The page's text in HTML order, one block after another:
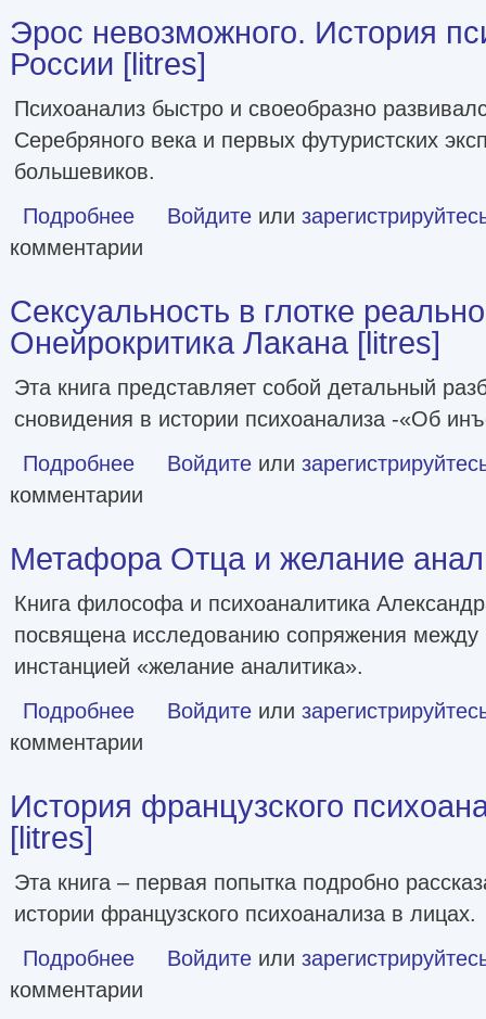
Эрос невозможного. История
России [litres]
Психоанализ быстро и своеобразно
Серебряного века и первых футуристских
большевиков.
Подробнее о Эрос невозможного. История психоанализа в России
Войдите или
комментарии
Сексуальность в глотке
Онейрокритика Лакана [litres]
Эта книга представляет собой детальный
сновидения в истории психоанализа -«Об
Подробнее о Сексуальность в глотке реальности. Онейрокритика
Войдите или
комментарии
Метафора Отца и желание
Книга философа и психоаналитика
посвящена исследованию сопряжения
инстанцией «желание аналитика».
Подробнее о Метафора Отца и желание аналитика [litres]
Войдите или
комментарии
История французского
[litres]
Эта книга – первая попытка подробно
истории французского психоанализа в лицах.
Подробнее о История французского психоанализа в лицах [litres]
Войдите или
комментарии